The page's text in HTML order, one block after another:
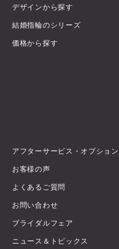
デザインから探す
結婚指輪のシリーズ
価格から探す
アフターサービス・オプション
お客様の声
よくあるご質問
お問い合わせ
ブライダルフェア
ニュース＆トピックス